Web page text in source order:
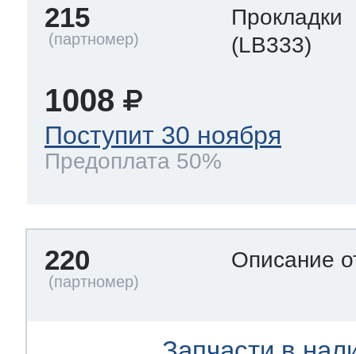
215
Прокладки
(LB333)
1008
Поступит 30 ноября
Предоплата 50%
220 Описание